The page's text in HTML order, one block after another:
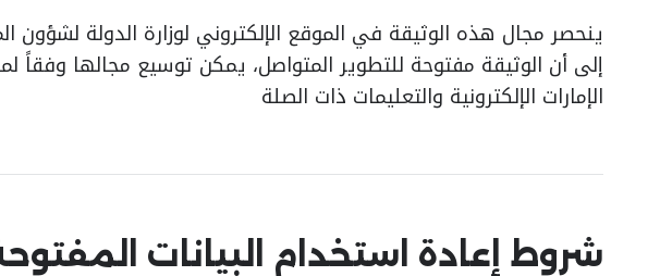
ينحصر مجال هذه الوثيقة في الموقع الإلكتروني لوزارة الدولة لشؤون
إلى أن الوثيقة مفتوحة للتطوير المتواصل، يمكن توسيع مجالها وفقاً
الإمارات الإلكترونية والتعليمات ذات الصلة
شروط إعادة استخدام البيانات